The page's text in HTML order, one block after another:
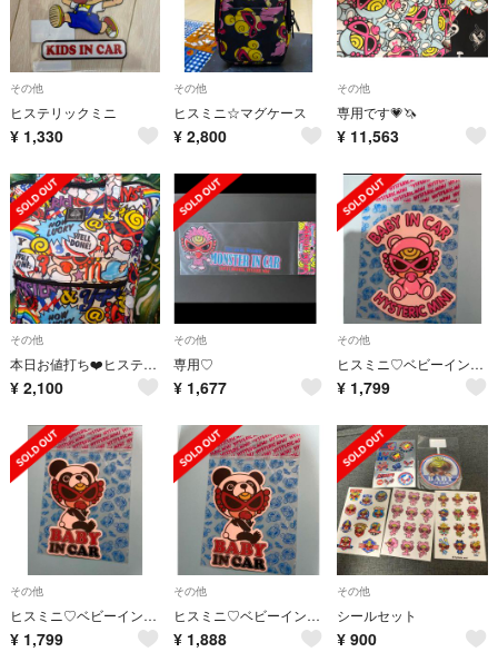
その他
ヒステリックミニ
¥ 1,330
その他
ヒスミニ☆マグケース
¥ 2,800
その他
専用です💗🦄
¥ 11,563
その他
本日お値打ち❤️ヒステリックミニディパック
¥ 2,100
その他
専用♡
¥ 1,677
その他
ヒスミニ♡ベビーインカー
¥ 1,799
その他
ヒスミニ♡ベビーインカー パンダ
¥ 1,799
その他
ヒスミニ♡ベビーインカー パンダ
¥ 1,888
その他
シールセット
¥ 900